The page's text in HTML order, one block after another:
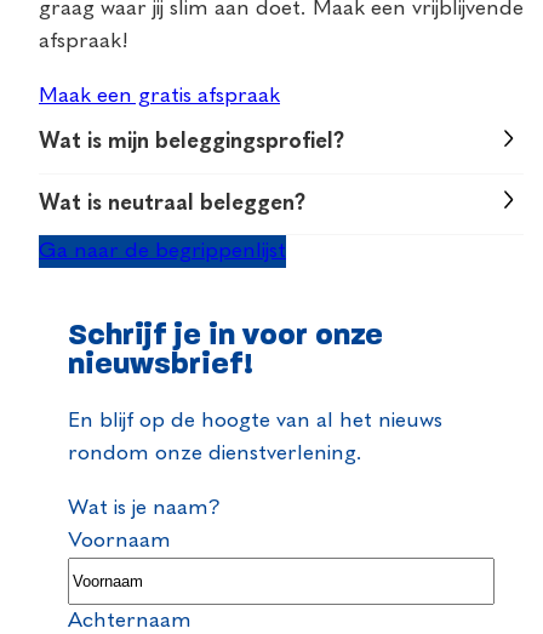
graag waar jij slim aan doet. Maak een vrijblijvende
afspraak!
Maak een gratis afspraak
Wat is mijn beleggingsprofiel?
Wat jouw beleggingsprofiel is, bepaalt je adviseur
aan de hand van een vragenlijst. Hij of zij kijkt
bijvoorbeeld wat jouw risicobereidheid is en wat
Daar rolt een beleggingsprofiel uit dat aansluit bij
je wensen en situatie.
Wat is neutraal beleggen?
Neutraal beleggen houdt in dat je enig risico wilt
Je belegt bij een neutraal beleggingsprofiel vaak
evenveel in beleggingsproducten met een hoog
risico als in producten met een laag risico.
Ga naar de begrippenlijst
Schrijf je in voor onze
nieuwsbrief!
En blijf op de hoogte van al het nieuws
rondom onze dienstverlening.
Wat is je naam?
Voornaam
Achternaam